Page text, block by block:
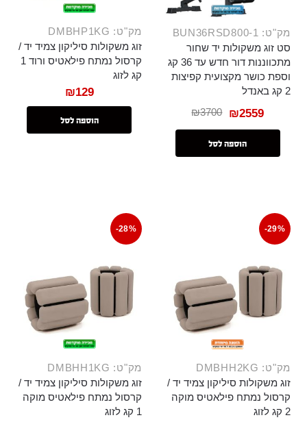
מק"ט: BUN36RSD800-1
סט זוג משקולות יד שחור
מתכווננות דור חדש עד 36 קג
וספת כושר מקצועית קפיצות
2 קג באנדל
₪3700 ₪2559
הוספה לסל
מק"ט: DMBHP1KG
זוג משקולות סיליקון צמיד יד /
קרסול נמתח פילאטיס ורוד 1
קג לזוג
₪129
הוספה לסל
-29%
מק"ט: DMBHH2KG
זוג משקולות סיליקון צמיד יד /
קרסול נמתח פילאטיס מוקה
2 קג לזוג
-28%
מק"ט: DMBHH1KG
זוג משקולות סיליקון צמיד יד /
קרסול נמתח פילאטיס מוקה
1 קג לזוג